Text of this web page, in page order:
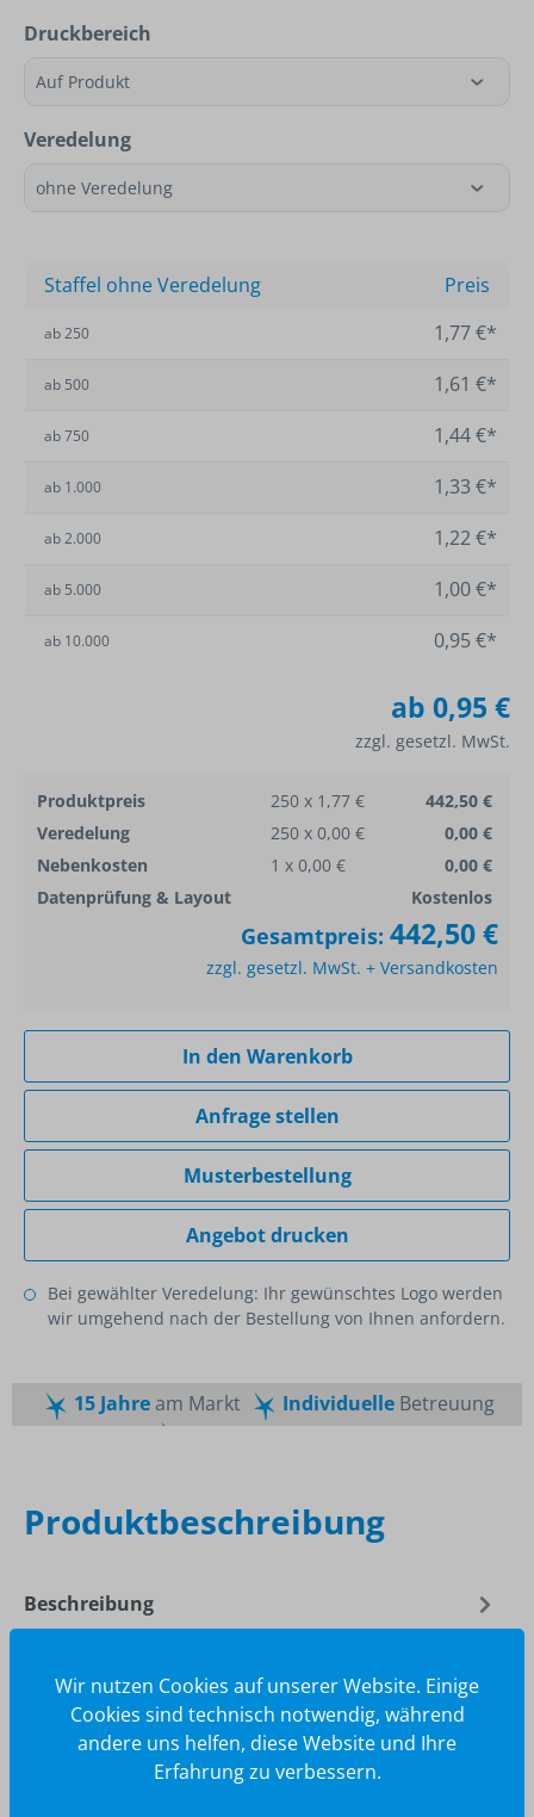
Druckbereich
Veredelung
Staffel ohne Veredelung Preis
ab250 1,77 €*
ab 500 1,61 €*
ab750 1,44 €*
ab 1.000 1,33 €*
ab2.000 1,22 €*
ab 5.000 1,00 €*
ab 10.000 0,95 €*
ab 0,95 €
zzgl. gesetzl. MwSt.
Produktpreis 250 x 1,77 €
442,50 €
Veredelung
250 x 0,00 €
0,00 €
Nebenkosten
1 x 0,00 €
0,00 €
Datenprüfung & Layout
Kostenlos
Gesamtpreis: 442,50 €
zzgl. gesetzl. MwSt. + Versandkosten
In den Warenkorb
Anfrage stellen
Musterbestellung
Angebot drucken
Bei gewählter Veredelung: Ihr gewünschtes Logo werden
wir umgehend nach der Bestellung von Ihnen anfordern.
15 Jahream Markt IndividuelleBetreuung
Produktbeschreibung
Beschreibung
Genuss zwischendurch. Eine locker-leicht gebackene
Waffel mit zartschmelz…Mehr
Wir nutzen Cookies auf unserer Website. Einige
Cookies sind technisch notwendig, während
andere uns helfen, diese Website und Ihre
Erfahrung zu verbessern.